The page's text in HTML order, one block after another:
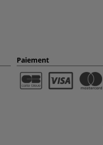
Paiement